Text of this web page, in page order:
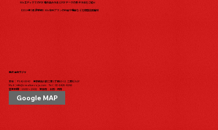
WixエディタでのPDF埋め込み方法とPDFデータの表示方法をご紹介
【2024年5月最新版】Wix有料プランの料金や機能などを徹底比較解説
株式会社ラジャ
本社：〒142-0043 東京都品川区二葉1丁目10-11 二葉ビル1F
Mail： info@creative-raja.com Tel： 03-6426-6166
営業時間：10:00〜19:00 定休日：土日・祝日
Google MAP